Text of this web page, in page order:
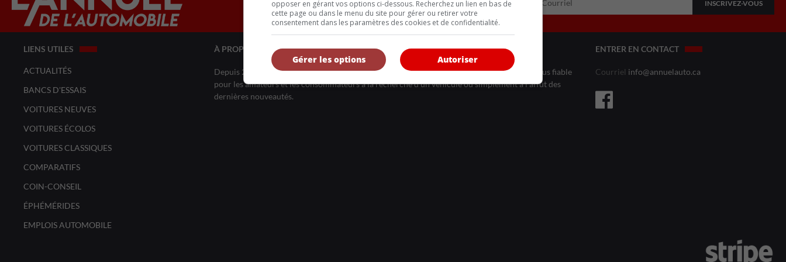
Inscrivez vous à l'infolettre.
LIENS UTILES
ACTUALITÉS
BANCS D'ESSAIS
VOITURES NEUVES
VOITURES ÉCOLOS
VOITURES CLASSIQUES
COMPARATIFS
COIN-CONSEIL
ÉPHÉMÉRIDES
EMPLOIS AUTOMOBILE
À PROPOS DE NOUS
Depuis 20 ans, l’Annuel de l’automobile demeure l’outil de référence le plus complet et le plus fiable
pour les amateurs et les consommateurs à la recherche d’un véhicule ou simplement à l’affût des
dernières nouveautés.
ENTRER EN CONTACT
Courriel info@annuelauto.ca
opposer en gérant vos options ci-dessous. Recherchez un lien en bas de
cette page ou dans le menu du site pour gérer ou retirer votre
consentement dans les paramètres des cookies et de confidentialité.
Autoriser
Gérer les options